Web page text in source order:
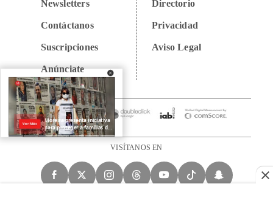
Newsletters
Contáctanos
Suscripciones
Anúnciate
Directorio
Privacidad
Aviso Legal
VISÍTANOS EN